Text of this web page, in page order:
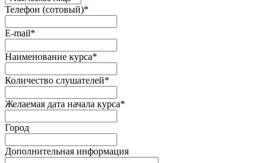
Телефон (сотовый)*
E-mail*
Наименование курса*
Количество слушателей*
Желаемая дата начала курса*
Город
Дополнительная информация